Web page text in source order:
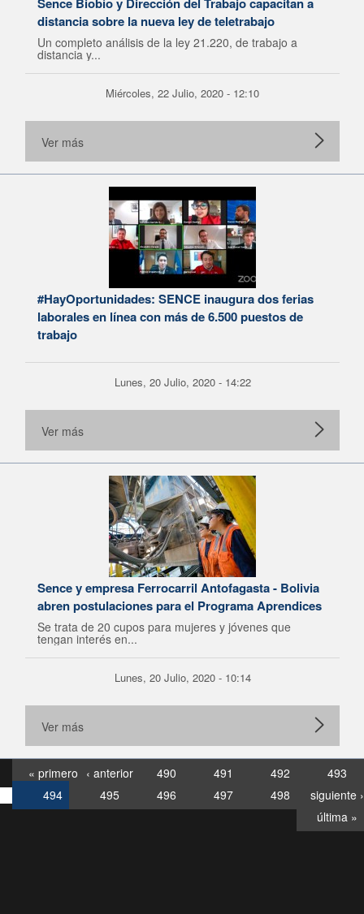
distancia sobre la nueva ley de teletrabajo
Un completo análisis de la ley 21.220, de trabajo a
distancia y...
Miércoles, 22 Julio, 2020 - 12:10
Ver más
#HayOportunidades: SENCE inaugura dos ferias
laborales en línea con más de 6.500 puestos de
trabajo
Lunes, 20 Julio, 2020 - 14:22
Ver más
Sence y empresa Ferrocarril Antofagasta - Bolivia
abren postulaciones para el Programa Aprendices
Se trata de 20 cupos para mujeres y jóvenes que
tengan interés en...
Lunes, 20 Julio, 2020 - 10:14
Ver más
« primero ‹ anterior 490 491 492
493
494
495 496 497 498
siguiente ›
última »